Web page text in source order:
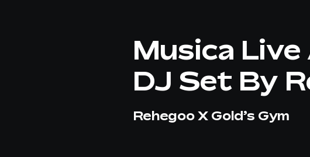
Musica Live
DJ Set By
Rehegoo X Gold’s Gym